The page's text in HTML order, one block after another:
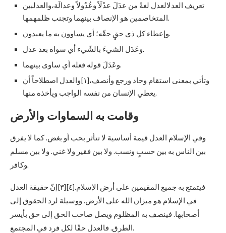
تعريف العدلالعدل لغةً من عدَلَ عدْلَاً وعُدُولاً وعدالَة،والعدلبين
المتخاصمين هو الإنصاف بينهما وتجنب ظلمهمها.
وإعطاء كل ذي حقٍ حقّه؛ أي يساوون به ما يعبدون.
وعَدَل الشيءَ بالشّيء أي سواه بعد عدل.
وعَدَلَ قوله فعله أي ساوى بينهما.
وتأتي بمعنى استقام وحاد ورجع وأنصف،[١]والعدل اصطلاحاً أن
يعطي الإنسان من نفسه الواجب ويأخذه منها.
وقامت به السماوات والأرض
وفي الإسلام العدل قيمة أساسية لا تتأثر بحب أو بغض. كما لا يفرق
بين الناس به بين حسبٍ ونسب. ولا بين فقير ولا غني. ولا بين مسلم
وكافر.
فيتمتع به جميع المقيمين على أرض الإسلام.[٤][٣]إنّ حقيقة العدل
في الإسلام هو ميزان الله على الأرض. ووسيلة لرد الحقوق إلى
أصحابها. فينصف به المظلوم ويصل صاحب الحق إلى حق بأيسر
الطرق. فالعدل حقّا لكل فرد في المجتمع.